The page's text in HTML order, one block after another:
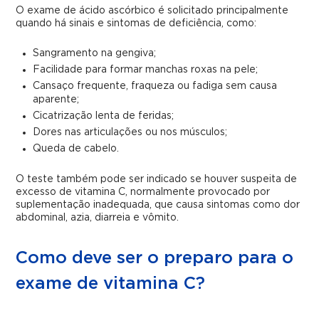
O exame de ácido ascórbico é solicitado principalmente
quando há sinais e sintomas de deficiência, como:
Sangramento na gengiva;
Facilidade para formar manchas roxas na pele;
Cansaço frequente, fraqueza ou fadiga sem causa
aparente;
Cicatrização lenta de feridas;
Dores nas articulações ou nos músculos;
Queda de cabelo.
O teste também pode ser indicado se houver suspeita de
excesso de vitamina C, normalmente provocado por
suplementação inadequada, que causa sintomas como dor
abdominal, azia, diarreia e vômito.
Como deve ser o preparo para o
exame de vitamina C?